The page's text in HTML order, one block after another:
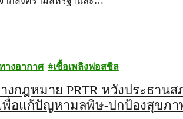
างอากาศ เชื้อเพลิงฟอสซิล
กฎหมาย PRTR หวังประธาน
พื่อแก้ปัญหามลพิษ-ปกป้องสุขภ